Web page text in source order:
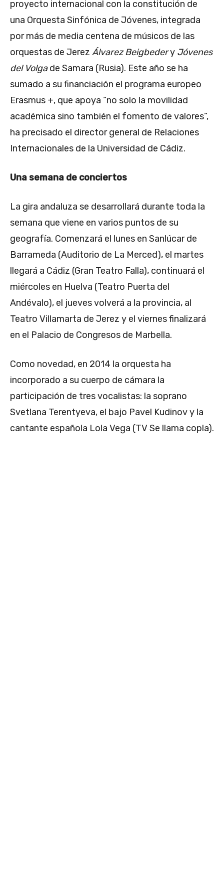
proyecto internacional con la constitución de
una Orquesta Sinfónica de Jóvenes, integrada
por más de media centena de músicos de las
orquestas de Jerez Álvarez Beigbedery Jóvenes
del Volgade Samara (Rusia). Este año se ha
sumado a su financiación el programa europeo
Erasmus +, que apoya “no solo la movilidad
académica sino también el fomento de valores”,
ha precisado el director general de Relaciones
Internacionales de la Universidad de Cádiz.
Una semana de conciertos
La gira andaluza se desarrollará durante toda la
semana que viene en varios puntos de su
geografía. Comenzará el lunes en Sanlúcar de
Barrameda (Auditorio de La Merced), el martes
llegará a Cádiz (Gran Teatro Falla), continuará el
miércoles en Huelva (Teatro Puerta del
Andévalo), el jueves volverá a la provincia, al
Teatro Villamarta de Jerez y el viernes finalizará
en el Palacio de Congresos de Marbella.
Como novedad, en 2014 la orquesta ha
incorporado a su cuerpo de cámara la
participación de tres vocalistas: la soprano
Svetlana Terentyeva, el bajo Pavel Kudinov y la
cantante española Lola Vega (TV Se llama copla).